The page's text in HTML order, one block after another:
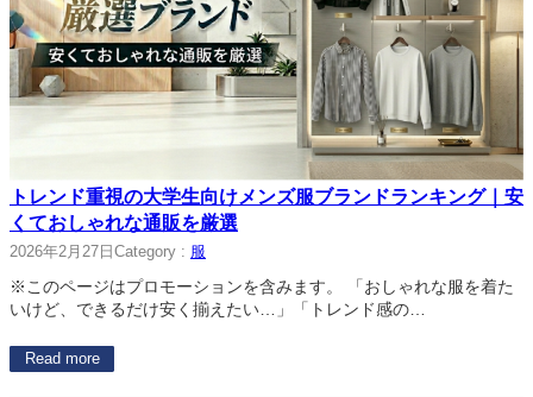
トレンド重視の大学生向けメンズ服ブランドランキング｜安
くておしゃれな通販を厳選
2026年2月27日 Category : 服
※このページはプロモーションを含みます。 「おしゃれな服を着た
いけど、できるだけ安く揃えたい…」「トレンド感の…
Read more